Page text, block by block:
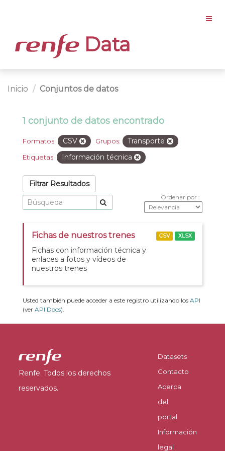
Data
Inicio Conjuntos de datos
1 conjunto de datos encontrado
Formatos: CSV Grupos: Transporte
Etiquetas: Información técnica
Filtrar Resultados
Ordenar por
Fichas de nuestros trenes
Fichas con información técnica y
enlaces a fotos y vídeos de
nuestros trenes
CSV XLSX
Usted también puede acceder a este registro utilizando los API
(ver API Docs).
Renfe. Todos los derechos
reservados.
Datasets
Contacto
Acerca
del
portal
Información
legal